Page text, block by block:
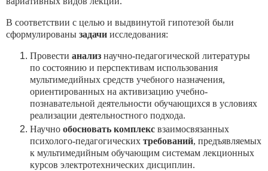
В соответствии с целью и выдвинутой гипотезой были
сформулированы задачи исследования:
Провести анализ научно-педагогической литературы
по состоянию и перспективам использования
мультимедийных средств учебного назначения,
ориентированных на активизацию учебно-
познавательной деятельности обучающихся в условиях
реализации деятельностного подхода.
Научно обосновать комплекс взаимосвязанных
психолого-педагогических требований, предъявляемых
к мультимедийным обучающим системам лекционных
курсов электротехнических дисциплин.